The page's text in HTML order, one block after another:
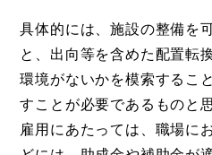
具体的には、施設の整備を
と、出向等を含めた配置転
環境がないかを模索するこ
すことが必要であるものと
雇用にあたっては、職場に